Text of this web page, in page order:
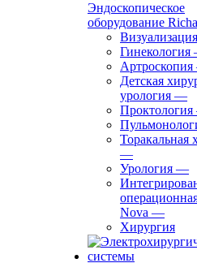
Эндоскопическое
оборудование
Визуализация
Гинекология
Артроскопия
Детская
урология —
Проктология
Торакальная
—
Урология —
Nova —
Хирургия